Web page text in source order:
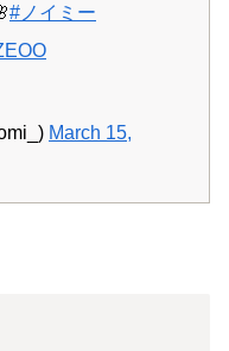
#ノイミー
March 15,